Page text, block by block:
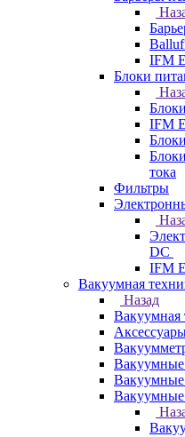
IFM
Блоки
IFM
тока
Фильтры
DC
IFM
Вакуумная
Назад
Вакуумная
Вакуумные
Вакуумные